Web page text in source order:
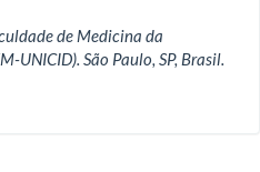
de Medicina da
UNICID). São Paulo, SP, Brasil.